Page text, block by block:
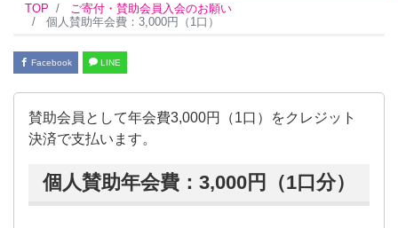
TOP
ご寄付・賛助会員入会のお願い
個人賛助年会費：3,000円（1口）
Facebook LINE
賛助会員として年会費3,000円（1口）をクレジット
決済で支払います。
個人賛助年会費：3,000円（1口分）